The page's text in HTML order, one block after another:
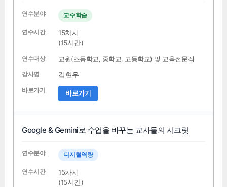
교수학습
15차시
(15시간)
교원(초등학교, 중학교, 고등학교) 및 교육전문직
김현우
바로가기
Google & Gemini로 수업을 바꾸는 교사들의 시크릿
디지털역량
15차시
(15시간)